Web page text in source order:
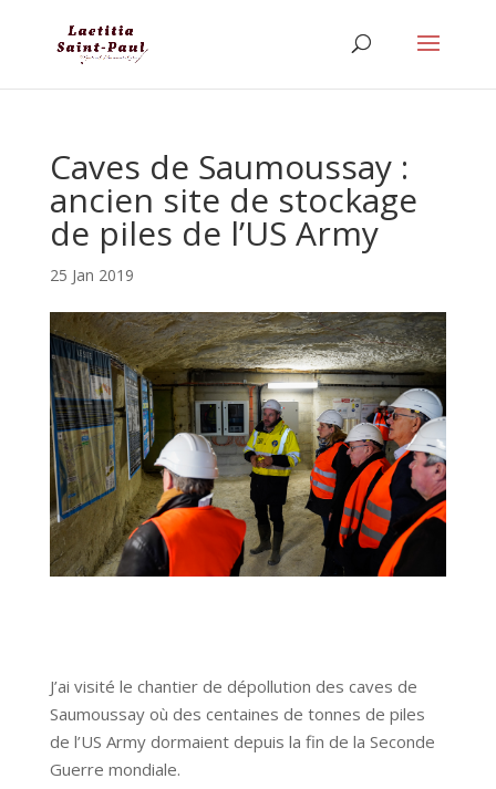
Caves de Saumoussay :
ancien site de stockage
de piles de l’US Army
25 Jan 2019
J’ai visité le chantier de dépollution des caves de
Saumoussay où des centaines de tonnes de piles
de l’US Army dormaient depuis la fin de la Seconde
Guerre mondiale.